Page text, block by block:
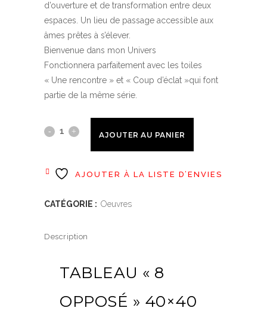
d’ouverture et de transformation entre deux
espaces. Un lieu de passage accessible aux
âmes prêtes à s’élever.
Bienvenue dans mon Univers
Fonctionnera parfaitement avec les toiles
« Une rencontre » et « Coup d’éclat »qui font
partie de la même série.
8
quantity
AJOUTER AU PANIER
AJOUTER À LA LISTE D’ENVIES
CATÉGORIE : Oeuvres
Description
TABLEAU « 8
OPPOSÉ » 40×40